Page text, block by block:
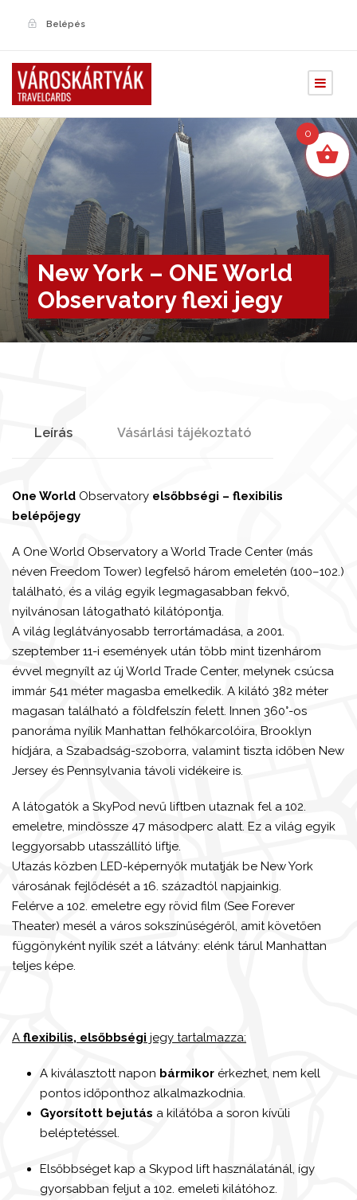
Belépés
New York – ONE World
Observatory flexi jegy
Leírás Vásárlási tájékoztató
One World Observatory elsőbbségi – flexibilis
belépőjegy
A One World Observatory a World Trade Center (más
néven Freedom Tower) legfelső három emeletén (100–102.)
található, és a világ egyik legmagasabban fekvő,
nyilvánosan látogatható kilátópontja.
A világ leglátványosabb terrortámadása, a 2001.
szeptember 11-i események után több mint tizenhárom
évvel megnyílt az új World Trade Center, melynek csúcsa
immár 541 méter magasba emelkedik. A kilátó 382 méter
magasan található a földfelszín felett. Innen 360°-os
panoráma nyílik Manhattan felhőkarcolóira, Brooklyn
hídjára, a Szabadság-szoborra, valamint tiszta időben New
Jersey és Pennsylvania távoli vidékeire is.
A látogatók a SkyPod nevű liftben utaznak fel a 102.
emeletre, mindössze 47 másodperc alatt. Ez a világ egyik
leggyorsabb utasszállító liftje.
Utazás közben LED-képernyők mutatják be New York
városának fejlődését a 16. századtól napjainkig.
Felérve a 102. emeletre egy rövid film (See Forever
Theater) mesél a város sokszínűségéről, amit követően
függönyként nyílik szét a látvány: elénk tárul Manhattan
teljes képe.
A flexibilis, elsőbbségi jegy tartalmazza:
A kiválasztott napon bármikor érkezhet, nem kell
pontos időponthoz alkalmazkodnia.
Gyorsított bejutás a kilátóba a soron kívüli
beléptetéssel.
Elsőbbséget kap a Skypod lift használatánál, így
gyorsabban feljut a 102. emeleti kilátóhoz.
0